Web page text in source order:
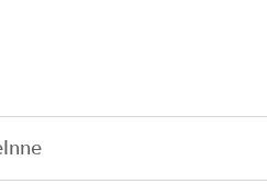
Inne